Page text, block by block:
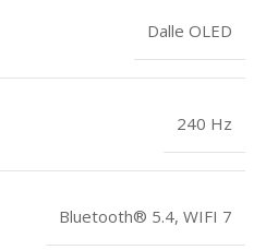
Dalle OLED
240 Hz
Bluetooth® 5.4, WIFI 7